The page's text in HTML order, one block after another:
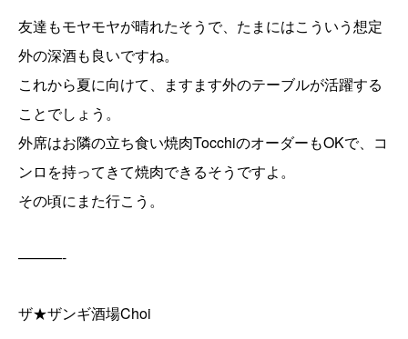
友達もモヤモヤが晴れたそうで、たまにはこういう想定
外の深酒も良いですね。
これから夏に向けて、ますます外のテーブルが活躍する
ことでしょう。
外席はお隣の立ち食い焼肉TocchiのオーダーもOKで、コ
ンロを持ってきて焼肉できるそうですよ。
その頃にまた行こう。
———-
ザ★ザンギ酒場Choi